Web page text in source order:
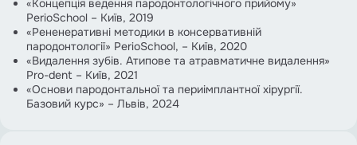
«Концепція ведення пародонтологічного прийому»
PerioSchool – Київ, 2019
«Рененеративні методики в консервативній
пародонтології» PerioSchool, – Київ, 2020
«Видалення зубів. Атипове та атравматичне видалення»
Pro-dent – Київ, 2021
«Основи пародонтальної та периімплантної хірургії.
Базовий курс» – Львів, 2024